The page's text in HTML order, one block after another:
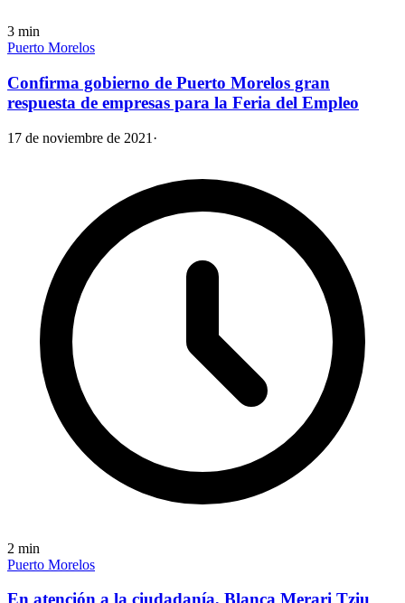
3 min
Puerto Morelos
Confirma gobierno de Puerto Morelos gran
respuesta de empresas para la Feria del Empleo
17 de noviembre de 2021 ·
2 min
Puerto Morelos